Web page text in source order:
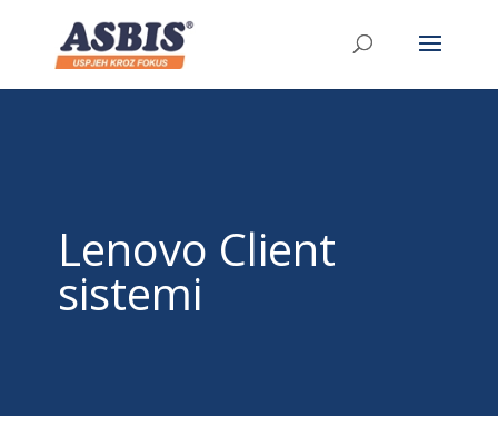
left:-955px; }
Lenovo Client
sistemi